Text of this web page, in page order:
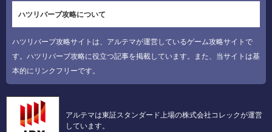
ハツリバーブ攻略について
ハツリバーブ攻略サイトは、アルテマが運営しているゲーム攻略サイトで
す。ハツリバーブ攻略に役立つ記事を掲載しています。また、当サイトは基
本的にリンクフリーです。
アルテマは東証スタンダード上場の株式会社コレックが運営
しています。